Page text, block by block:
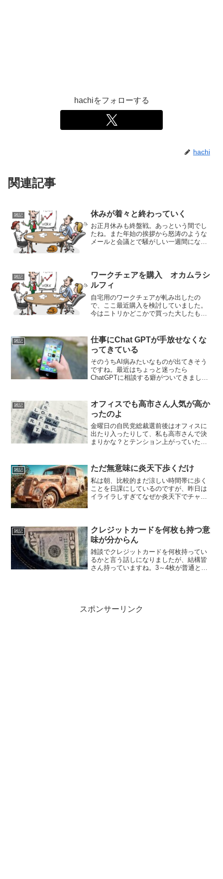
hachiをフォローする
hachi
関連記事
雑記 休みが着々と終わっていく
お正月休みも終盤戦。あっという間でし
たね。また年始の挨拶から怒涛のような
メールと会議とで騒がしい一週間になる
開けでしょうか。今年の目...
雑記
ワークチェアを購入 オカムラシ
ルフィ
自宅用のワークチェアが軋み出したの
で、ここ最近購入を検討していました。
今はニトリかどこかで買った大したもの
具屋に行って色々調べていてようやく決
断です。アーロンチェアも迷...
雑記
仕事にChat GPTが手放せなくな
ってきている
そのうちAI病みたいなものが出てきそう
ですね。最近はちょっと迷ったら
ChatGPTに相談する癖がついてきまし
こういう思考トレーニングでAI使うのっ
てどう思うのかおずおず...
雑記
オフィスでも高市さん人気が高か
ったのよ
金曜日の自民党総裁選前後はオフィスに
出たり入ったりして、私も高市さんで決
まりかな？とテンション上がっていたの
て淡々と仕事をしていたのですが、周囲
からぼそぼそと「高市さん...
雑記 ただ無意味に炎天下歩くだけ
私は朝、比較的まだ涼しい時間帯に歩く
ことを日課にしているのですが、昨日は
イライラしすぎてなぜか炎天下でチャレ
生還しました。得たものは...
雑記
クレジットカードを何枚も持つ意
味が分からん
雑談でクレジットカードを何枚持ってい
るかと言う話しになりましたが、結構皆
さん持っていますね。3～4枚が普通とい
スポンサーリンク